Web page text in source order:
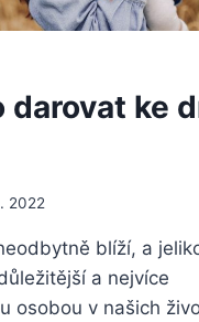
darovat ke
2022
blíží, a
a nejvíce
osobou v našich